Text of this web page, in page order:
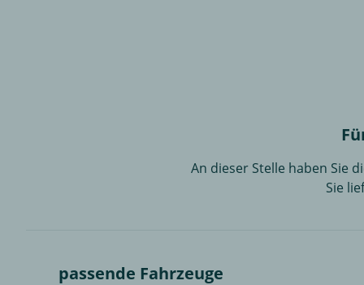
An dieser Stelle haben Sie
Sie
passende Fahrzeuge